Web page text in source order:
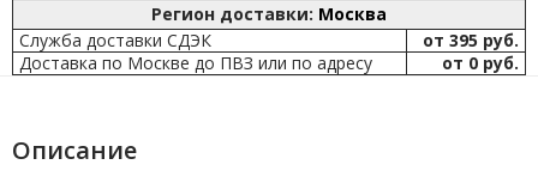
Регион доставки: Москва
Служба доставки СДЭК
от 395 руб.
Доставка по Москве до ПВЗ или по адресу
от 0 руб.
Описание